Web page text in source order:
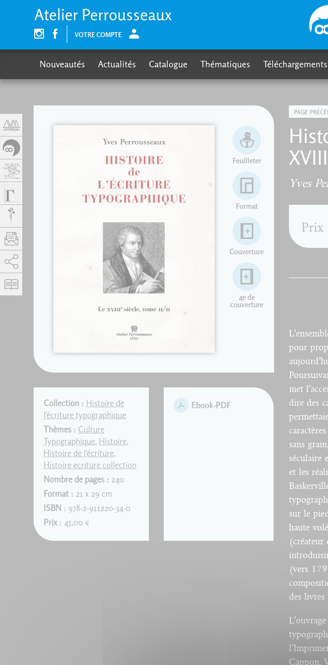
PAGE
Yves
Feuilleter
Format
Couverture
4e de
couverture
Collection : Histoire de
l'écriture typographique
Thèmes : Culture
Typographique, Histoire,
Histoire de l'écriture,
Histoire ecriture collection
Nombre de pages : 240
Format : 21 x 29 cm
ISBN : 978-2-911220-34-0
Prix: 45,00 €
Ebook-PDF
Prix
pour
met
dire des
caractères
sans grain,
séculaire
et les
sur le
haute
(créateur
(vers
des livres
Cappon,
Atelier Perrousseaux
VOTRE COMPTE
Nouveautés Actualités Catalogue Thématiques
Panneau de gestion des cookies